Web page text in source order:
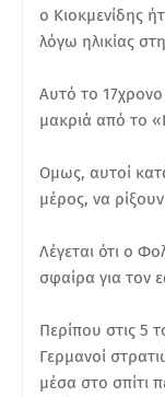
ο Κιοκμενίδης
λόγω ηλικίας
Αυτό το
μακριά από το
Ομως, αυτοί
μέρος, να
Λέγεται ότι ο
σφαίρα για τον
Περίπου στις 5
Γερμανοί
μέσα στο σπίτι